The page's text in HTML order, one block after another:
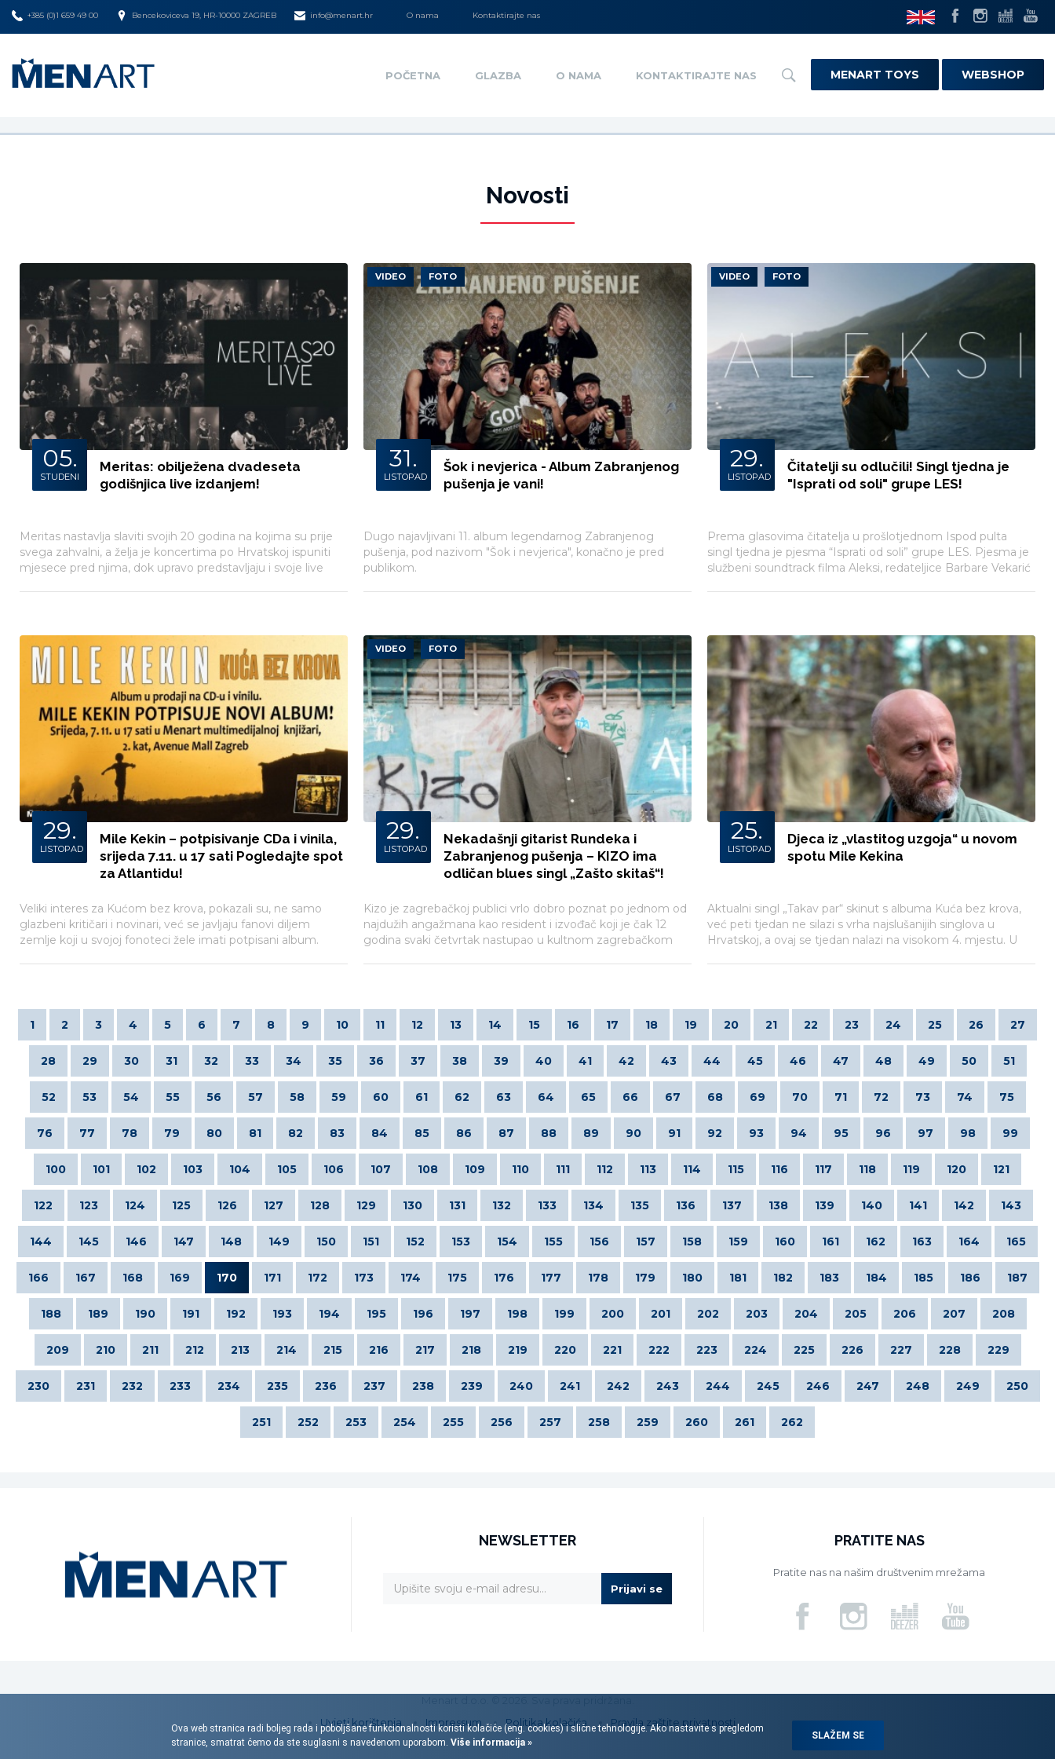
+385 (0)1 659 49 00 Bencekoviceva 19, HR-10000 ZAGREB info@menart.hr O nama Kontaktirajte nas
POČETNA GLAZBA O NAMA KONTAKTIRAJTE NAS MENART TOYS WEBSHOP
Novosti
05.
STUDENI
Meritas: obilježena dvadeseta
godišnjica live izdanjem!
Meritas nastavlja slaviti svojih 20 godina na kojima su prije
svega zahvalni, a želja je koncertima po Hrvatskoj ispuniti
mjesece pred njima, dok upravo predstavljaju i svoje live
Tvornici kulture.
VIDEO FOTO
31.
LISTOPAD
Šok i nevjerica - Album Zabranjenog
pušenja je vani!
Dugo najavljivani 11. album legendarnog Zabranjenog
pušenja, pod nazivom "Šok i nevjerica", konačno je pred
publikom.
VIDEO FOTO
29.
LISTOPAD
Čitatelji su odlučili! Singl tjedna je
"Isprati od soli" grupe LES!
Prema glasovima čitatelja u prošlotjednom Ispod pulta
singl tjedna je pjesma “Isprati od soli” grupe LES. Pjesma je
službeni soundtrack filma Aleksi, redateljice Barbare Vekarić
29.
LISTOPAD
Mile Kekin – potpisivanje CDa i vinila,
srijeda 7.11. u 17 sati Pogledajte spot
za Atlantidu!
Veliki interes za Kućom bez krova, pokazali su, ne samo
glazbeni kritičari i novinari, već se javljaju fanovi diljem
zemlje koji u svojoj fonoteci žele imati potpisani album.
VIDEO FOTO
29.
LISTOPAD
Nekadašnji gitarist Rundeka i
Zabranjenog pušenja – KIZO ima
odličan blues singl „Zašto skitaš“!
Kizo je zagrebačkoj publici vrlo dobro poznat po jednom od
najdužih angažmana kao resident i izvođač koji je čak 12
godina svaki četvrtak nastupao u kultnom zagrebačkom
25.
LISTOPAD
Djeca iz „vlastitog uzgoja“ u novom
spotu Mile Kekina
Aktualni singl „Takav par“ skinut s albuma Kuća bez krova,
već peti tjedan ne silazi s vrha najslušanijih singlova u
Hrvatskoj, a ovaj se tjedan nalazi na visokom 4. mjestu. U
1 2 3 4 5 6 7 8 9 10 11 12 13 14 15 16 17 18 19 20 21 22 23 24 25 26 27
28 29 30 31 32 33 34 35 36 37 38 39 40 41 42 43 44 45 46 47 48 49 50 51
52 53 54 55 56 57 58 59 60 61 62 63 64 65 66 67 68 69 70 71 72 73 74 75
76 77 78 79 80 81 82 83 84 85 86 87 88 89 90 91 92 93 94 95 96 97 98 99
100 101 102 103 104 105 106 107 108 109 110 111 112 113 114 115 116 117 118 119 120 121
122 123 124 125 126 127 128 129 130 131 132 133 134 135 136 137 138 139 140 141 142 143
144 145 146 147 148 149 150 151 152 153 154 155 156 157 158 159 160 161 162 163 164 165
166 167 168 169 170 171 172 173 174 175 176 177 178 179 180 181 182 183 184 185 186 187
188 189 190 191 192 193 194 195 196 197 198 199 200 201 202 203 204 205 206 207 208
209 210 211 212 213 214 215 216 217 218 219 220 221 222 223 224 225 226 227 228 229
230 231 232 233 234 235 236 237 238 239 240 241 242 243 244 245 246 247 248 249 250
251 252 253 254 255 256 257 258 259 260 261 262
NEWSLETTER
Prijavi se
PRATITE NAS
Pratite nas na našim društvenim mrežama
Uvjeti korištenja
Impressum Politika kolačića Pravila zaštite privatnosti
Ova web stranica radi boljeg rada i poboljšane funkcionalnosti koristi kolačiće (eng. cookies) i slične tehnologije. Ako nastavite s pregledom
stranice, smatrat ćemo da ste suglasni s navedenom uporabom. Više informacija »
SLAŽEM SE